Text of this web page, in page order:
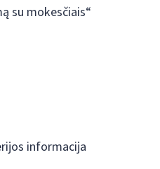
su mokesčiais“
informacija